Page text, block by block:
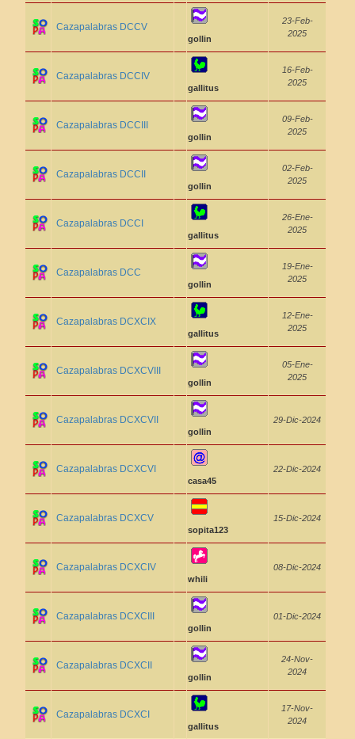
Cazapalabras DCCV
gollin
23-Feb-
2025
Cazapalabras DCCIV
gallitus
16-Feb-
2025
Cazapalabras DCCIII
gollin
09-Feb-
2025
Cazapalabras DCCII
gollin
02-Feb-
2025
Cazapalabras DCCI
gallitus
26-Ene-
2025
Cazapalabras DCC
gollin
19-Ene-
2025
Cazapalabras DCXCIX
gallitus
12-Ene-
2025
Cazapalabras DCXCVIII
gollin
05-Ene-
2025
Cazapalabras DCXCVII
gollin
29-Dic-2024
Cazapalabras DCXCVI
casa45
22-Dic-2024
Cazapalabras DCXCV
sopita123
15-Dic-2024
Cazapalabras DCXCIV
whili
08-Dic-2024
Cazapalabras DCXCIII
gollin
01-Dic-2024
Cazapalabras DCXCII
gollin
24-Nov-
2024
Cazapalabras DCXCI
gallitus
17-Nov-
2024